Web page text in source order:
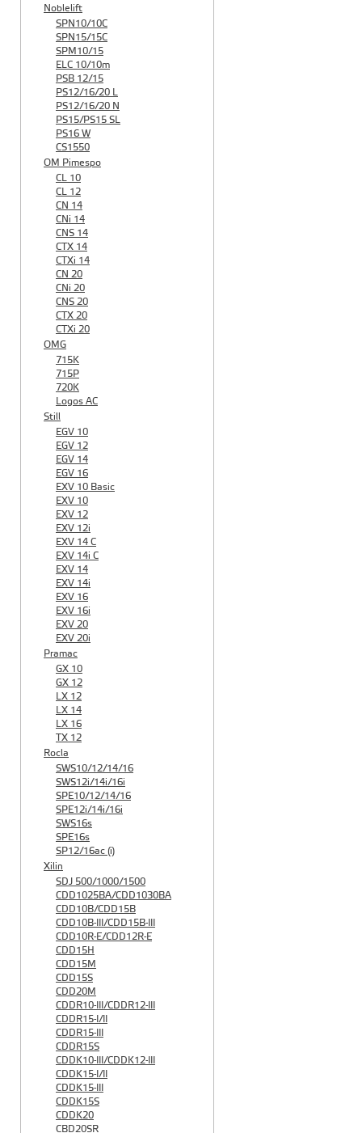
Noblelift
SPN10/10C
SPN15/15C
SPM10/15
ELC 10/10m
PSB 12/15
PS12/16/20 L
PS12/16/20 N
PS15/PS15 SL
PS16 W
CS1550
OM Pimespo
CL 10
CL 12
CN 14
CNi 14
CNS 14
CTX 14
CTXi 14
CN 20
CNi 20
CNS 20
CTX 20
CTXi 20
OMG
715K
715P
720K
Logos AC
Still
EGV 10
EGV 12
EGV 14
EGV 16
EXV 10 Basic
EXV 10
EXV 12
EXV 12i
EXV 14 C
EXV 14i C
EXV 14
EXV 14i
EXV 16
EXV 16i
EXV 20
EXV 20i
Pramac
GX 10
GX 12
LX 12
LX 14
LX 16
TX 12
Rocla
SWS10/12/14/16
SWS12i/14i/16i
SPE10/12/14/16
SPE12i/14i/16i
SWS16s
SPE16s
SP12/16ac (i)
Xilin
SDJ 500/1000/1500
CDD1025BA/CDD1030BA
CDD10B/CDD15B
CDD10B-III/CDD15B-III
CDD10R-E/CDD12R-E
CDD15H
CDD15M
CDD15S
CDD20M
CDDR10-III/CDDR12-III
CDDR15-I/II
CDDR15-III
CDDR15S
CDDK10-III/CDDK12-III
CDDK15-I/II
CDDK15-III
CDDK15S
CDDK20
CBD20SR